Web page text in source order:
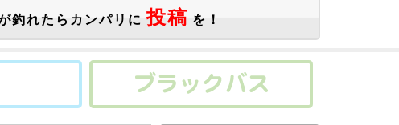
釣れたらカンパリに 投稿 を！